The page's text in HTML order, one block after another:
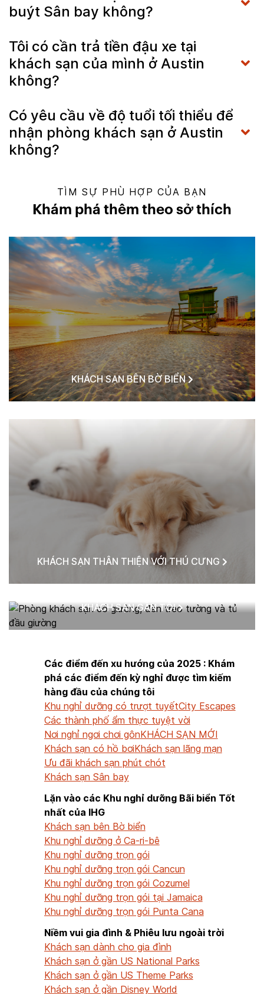
buýt Sân bay không?
Tôi có cần trả tiền đậu xe tại
khách sạn của mình ở Austin
không?
Có yêu cầu về độ tuổi tối thiểu để
nhận phòng khách sạn ở Austin
không?
TÌM SỰ PHÙ HỢP CỦA BẠN
Khám phá thêm theo sở thích
KHÁCH SẠN BÊN BỜ BIỂN
KHÁCH SẠN THÂN THIỆN VỚI THÚ CƯNG
KHÁCH SẠN GẦN TÔI
Các điểm đến xu hướng của 2025 : Khám
phá các điểm đến kỳ nghỉ được tìm kiếm
hàng đầu của chúng tôi
Khu nghỉ dưỡng có trượt tuyếtCity Escapes
Các thành phố ẩm thực tuyệt vời
Nơi nghỉ ngơi chơi gônKHÁCH SẠN MỚI
Khách sạn có hồ bơiKhách sạn lãng mạn
Ưu đãi khách sạn phút chót
Khách sạn Sân bay
Lặn vào các Khu nghỉ dưỡng Bãi biển Tốt
nhất của IHG
Khách sạn bên Bờ biển
Khu nghỉ dưỡng ở Ca-ri-bê
Khu nghỉ dưỡng trọn gói
Khu nghỉ dưỡng trọn gói Cancun
Khu nghỉ dưỡng trọn gói Cozumel
Khu nghỉ dưỡng trọn gói tại Jamaica
Khu nghỉ dưỡng trọn gói Punta Cana
Niềm vui gia đình & Phiêu lưu ngoài trời
Khách sạn dành cho gia đình
Khách sạn ở gần US National Parks
Khách sạn ở gần US Theme Parks
Khách sạn ở gần Disney World